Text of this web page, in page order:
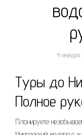
4 января
Туры до
Полное
Планируете